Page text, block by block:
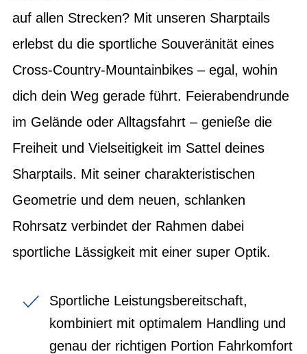
auf allen Strecken? Mit unseren Sharptails
erlebst du die sportliche Souveränität eines
Cross-Country-Mountainbikes – egal, wohin
dich dein Weg gerade führt. Feierabendrunde
im Gelände oder Alltagsfahrt – genieße die
Freiheit und Vielseitigkeit im Sattel deines
Sharptails. Mit seiner charakteristischen
Geometrie und dem neuen, schlanken
Rohrsatz verbindet der Rahmen dabei
sportliche Lässigkeit mit einer super Optik.
Sportliche Leistungsbereitschaft,
kombiniert mit optimalem Handling und
genau der richtigen Portion Fahrkomfort